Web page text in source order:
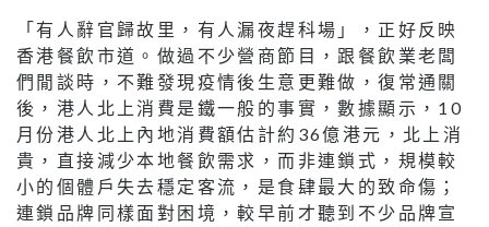
「有人辭官歸故里，有人漏夜趕科場」，正好反映
香港餐飲市道。做過不少營商節目，跟餐飲業老闆
們閒談時，不難發現疫情後生意更難做，復常通關
後，港人北上消費是鐵一般的事實，數據顯示，10
月份港人北上內地消費額估計約36億港元，北上消
貴，直接減少本地餐飲需求，而非連鎖式，規模較
小的個體戶失去穩定客流，是食肆最大的致命傷；
連鎖品牌同樣面對困境，較早前才聽到不少品牌宣